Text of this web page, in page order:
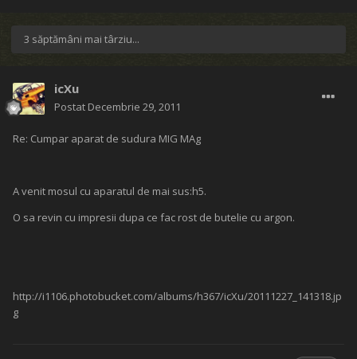
3 săptămâni mai târziu...
icXu
Postat Decembrie 29, 2011
Re: Cumpar aparat de sudura MIG MAg
A venit mosul cu aparatul de mai sus:h5.
O sa revin cu impresii dupa ce fac rost de butelie cu argon.
http://i1106.photobucket.com/albums/h367/icXu/20111227_141318.jp
g